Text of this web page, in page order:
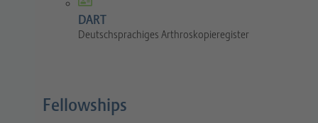
DART
Deutschsprachiges Arthroskopieregister
Fellowships